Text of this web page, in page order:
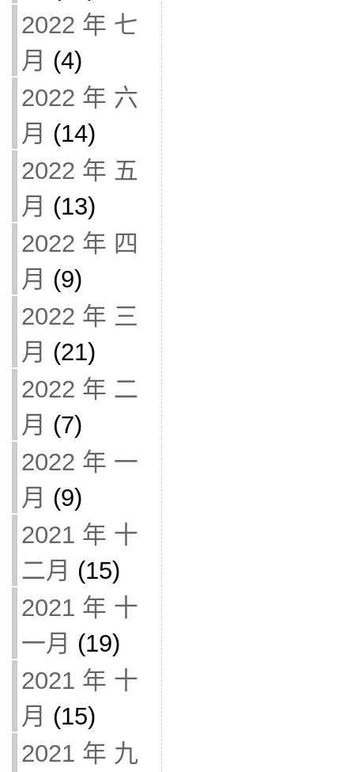
2022 年 七
月 (4)
2022 年 六
月 (14)
2022 年 五
月 (13)
2022 年 四
月 (9)
2022 年 三
月 (21)
2022 年 二
月 (7)
2022 年 一
月 (9)
2021 年 十
二月 (15)
2021 年 十
一月 (19)
2021 年 十
月 (15)
2021 年 九